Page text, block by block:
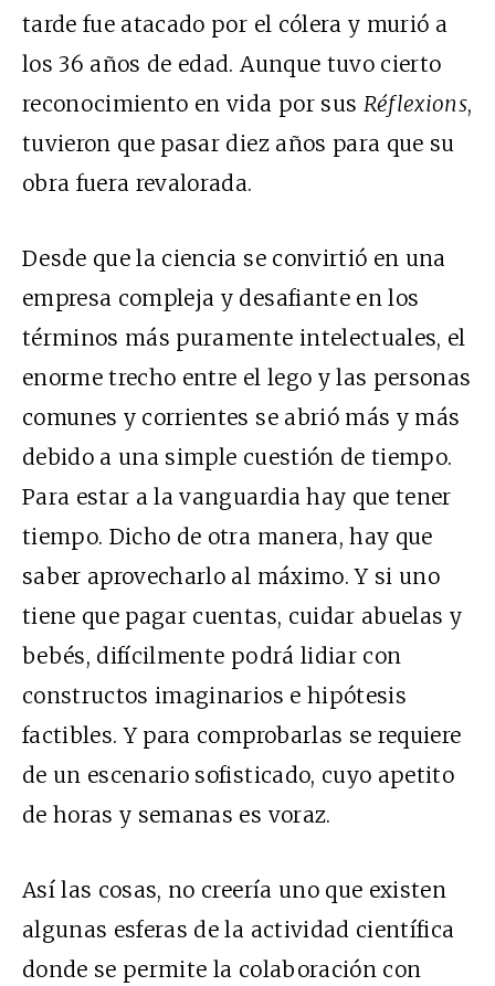
tarde fue atacado por el cólera y murió a
los 36 años de edad. Aunque tuvo cierto
reconocimiento en vida por sus Réflexions,
tuvieron que pasar diez años para que su
obra fuera revalorada.
Desde que la ciencia se convirtió en una
empresa compleja y desafiante en los
términos más puramente intelectuales, el
enorme trecho entre el lego y las personas
comunes y corrientes se abrió más y más
debido a una simple cuestión de tiempo.
Para estar a la vanguardia hay que tener
tiempo. Dicho de otra manera, hay que
saber aprovecharlo al máximo. Y si uno
tiene que pagar cuentas, cuidar abuelas y
bebés, difícilmente podrá lidiar con
constructos imaginarios e hipótesis
factibles. Y para comprobarlas se requiere
de un escenario sofisticado, cuyo apetito
de horas y semanas es voraz.
Así las cosas, no creería uno que existen
algunas esferas de la actividad científica
donde se permite la colaboración con